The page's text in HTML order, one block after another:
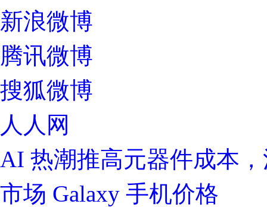
新浪微博
腾讯微博
搜狐微博
人人网
AI 热潮推高元器件成本
市场 Galaxy 手机价格